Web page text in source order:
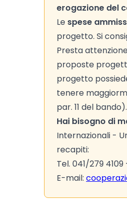
erogazione del
Le spese
progetto. Si
Presta
proposte
progetto
tenere
par. 11 del bando).
Hai bisogno di
Internazionali -
recapiti:
Tel. 041/279
E-mail: